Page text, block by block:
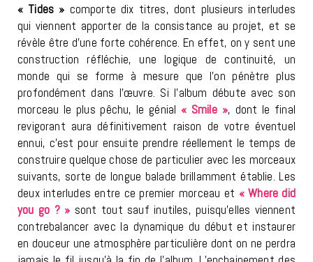
« Tides » comporte dix titres, dont plusieurs interludes
qui viennent apporter de la consistance au projet, et se
révèle être d’une forte cohérence. En effet, on y sent une
construction réfléchie, une logique de continuité, un
monde qui se forme à mesure que l’on pénètre plus
profondément dans l’œuvre. Si l’album débute avec son
morceau le plus pêchu, le génial« Smile », dont le final
revigorant aura définitivement raison de votre éventuel
ennui, c’est pour ensuite prendre réellement le temps de
construire quelque chose de particulier avec les morceaux
suivants, sorte de longue balade brillamment établie. Les
deux interludes entre ce premier morceau et « Where did
you go ? » sont tout sauf inutiles, puisqu’elles viennent
contrebalancer avec la dynamique du début et instaurer
en douceur une atmosphère particulière dont on ne perdra